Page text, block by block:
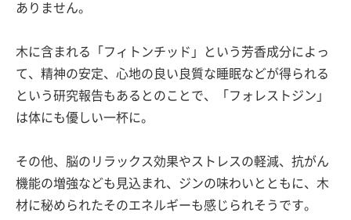
ありません。
木に含まれる「フィトンチッド」という芳香成分によっ
て、精神の安定、心地の良い良質な睡眠などが得られる
という研究報告もあるとのことで、「フォレストジン」
は体にも優しい一杯に。
その他、脳のリラックス効果やストレスの軽減、抗がん
機能の増強なども見込まれ、ジンの味わいとともに、木
材に秘められたそのエネルギーも感じられそうです。